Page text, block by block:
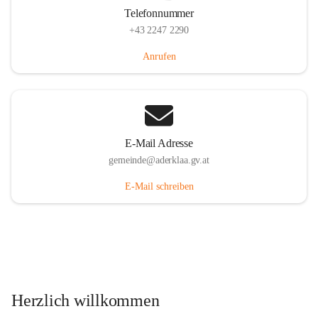
Telefonnummer
+43 2247 2290
Anrufen
E-Mail Adresse
gemeinde@aderklaa.gv.at
E-Mail schreiben
Herzlich willkommen